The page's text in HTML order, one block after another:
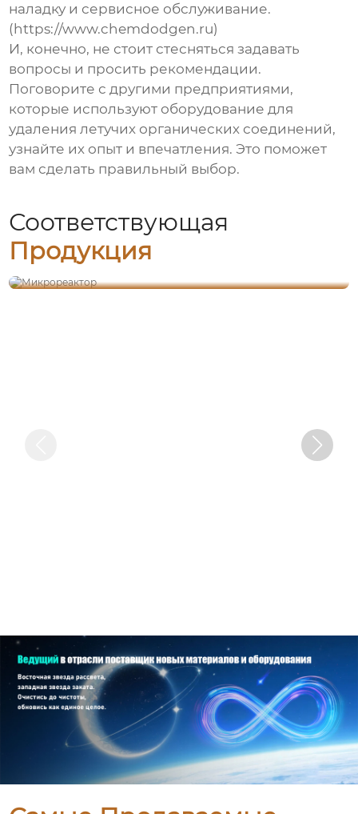
наладку и сервисное обслуживание.
(https://www.chemdodgen.ru)
И, конечно, не стоит стесняться задавать
вопросы и просить рекомендации.
Поговорите с другими предприятиями,
которые используют оборудование для
удаления летучих органических соединений,
узнайте их опыт и впечатления. Это поможет
вам сделать правильный выбор.
Соответствующая
ПродукцияМикрореактор